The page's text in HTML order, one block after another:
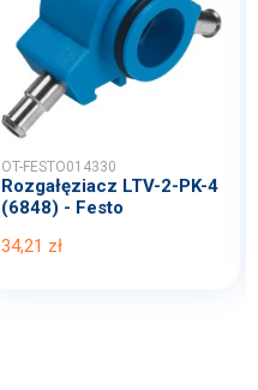
OT-FESTO014330
Rozgałęziacz LTV-2-PK-4
(6848) - Festo
34,21 zł